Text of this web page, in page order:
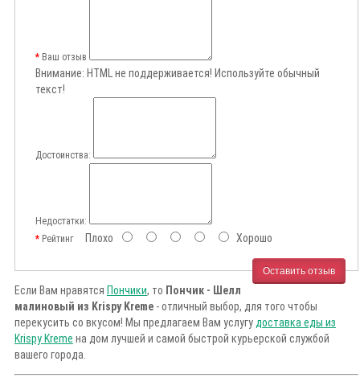
Ваш отзыв
Внимание: HTML не поддерживается! Используйте обычный
текст!
Достоинства:
Недостатки:
РейтингПлохо Хорошо
Оставить отзыв
Если Вам нравятся Пончики, то Пончик - Шелл
малиновый из Krispy Kreme - отличный выбор, для того чтобы
перекусить со вкусом! Мы предлагаем Вам услугу доставка еды из
Krispy Kreme на дом лучшей и самой быстрой курьерской службой
вашего города.